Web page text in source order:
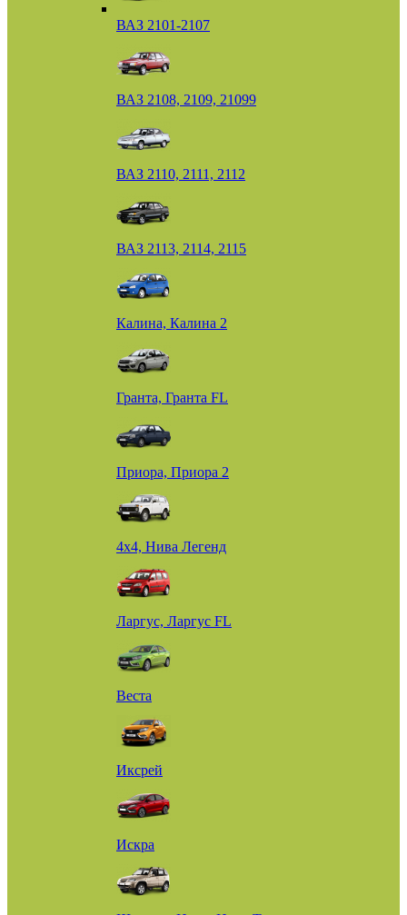
ВАЗ 2101-2107
ВАЗ 2108, 2109, 21099
ВАЗ 2110, 2111, 2112
ВАЗ 2113, 2114, 2115
Калина, Калина 2
Гранта, Гранта FL
Приора, Приора 2
4х4, Нива Легенд
Ларгус, Ларгус FL
Веста
Иксрей
Искра